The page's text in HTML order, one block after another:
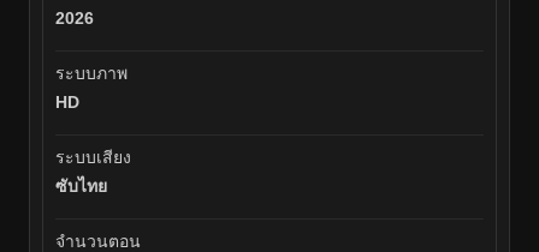
2026
ระบบภาพ
HD
ระบบเสียง
ซับไทย
จำนวนตอน